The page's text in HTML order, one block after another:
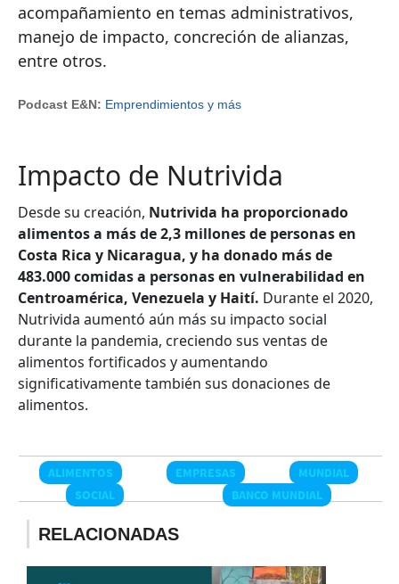
acompañamiento en temas administrativos,
manejo de impacto, concreción de alianzas,
entre otros.
Podcast E&N: Emprendimientos y más
Impacto de Nutrivida
Desde su creación, Nutrivida ha proporcionado
alimentos a más de 2,3 millones de personas en
Costa Rica y Nicaragua, y ha donado más de
483.000 comidas a personas en vulnerabilidad en
Centroamérica, Venezuela y Haití. Durante el 2020,
Nutrivida aumentó aún más su impacto social
durante la pandemia, creciendo sus ventas de
alimentos fortificados y aumentando
significativamente también sus donaciones de
alimentos.
ALIMENTOS EMPRESAS
MUNDIAL
SOCIAL
BANCO MUNDIAL
RELACIONADAS